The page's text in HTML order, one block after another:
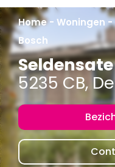
Home- Woningen-
Bosch
Seldensate
5235 CB,